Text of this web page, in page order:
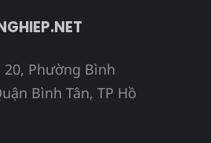
Phường Bình
Bình Tân, TP Hồ